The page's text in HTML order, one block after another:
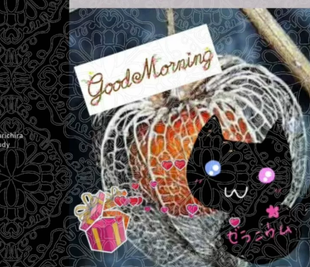
★スペシ
(kindle出
FAQ
お問い合
サイトマ